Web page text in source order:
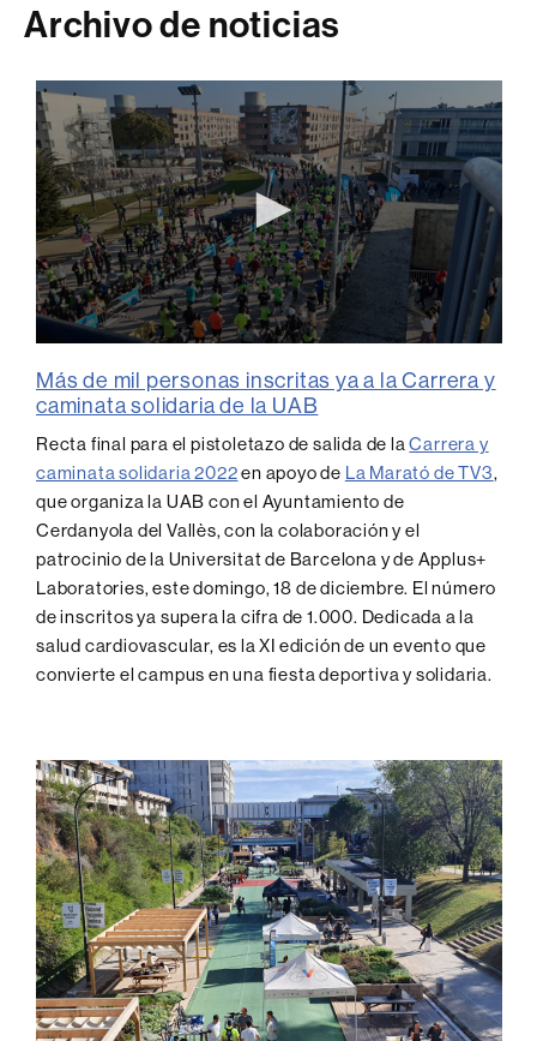
Archivo de noticias
seconds
of
0
Más de mil personas inscritas ya a la Carrera y
caminata solidaria de la UAB
Recta final para el pistoletazo de salida de laCarrera y
caminata solidaria 2022en apoyo de La Marató de TV3,
que organiza la UAB con el Ayuntamiento de
Cerdanyola del Vallès, con la colaboración y el
patrocinio de la Universitat de Barcelona y de Applus+
Laboratories, este domingo, 18 de diciembre. El número
de inscritos ya supera la cifra de 1.000. Dedicada a la
salud cardiovascular, es la XI edición de un evento que
convierte el campus en una fiesta deportiva y solidaria.